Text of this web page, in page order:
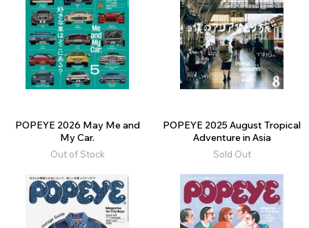
POPEYE 2026 May Me and
My Car.
Out of Stock
POPEYE 2025 August Tropical
Adventure in Asia
Sold Out